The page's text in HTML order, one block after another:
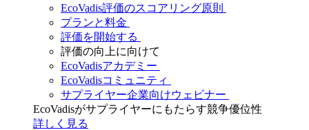
EcoVadis評価のスコアリング原則
プランと料金
評価を開始する
評価の向上に向けて
EcoVadisアカデミー
EcoVadisコミュニティ
サプライヤー企業向けウェビナー
EcoVadisがサプライヤーにもたらす競争優位性
詳しく見る